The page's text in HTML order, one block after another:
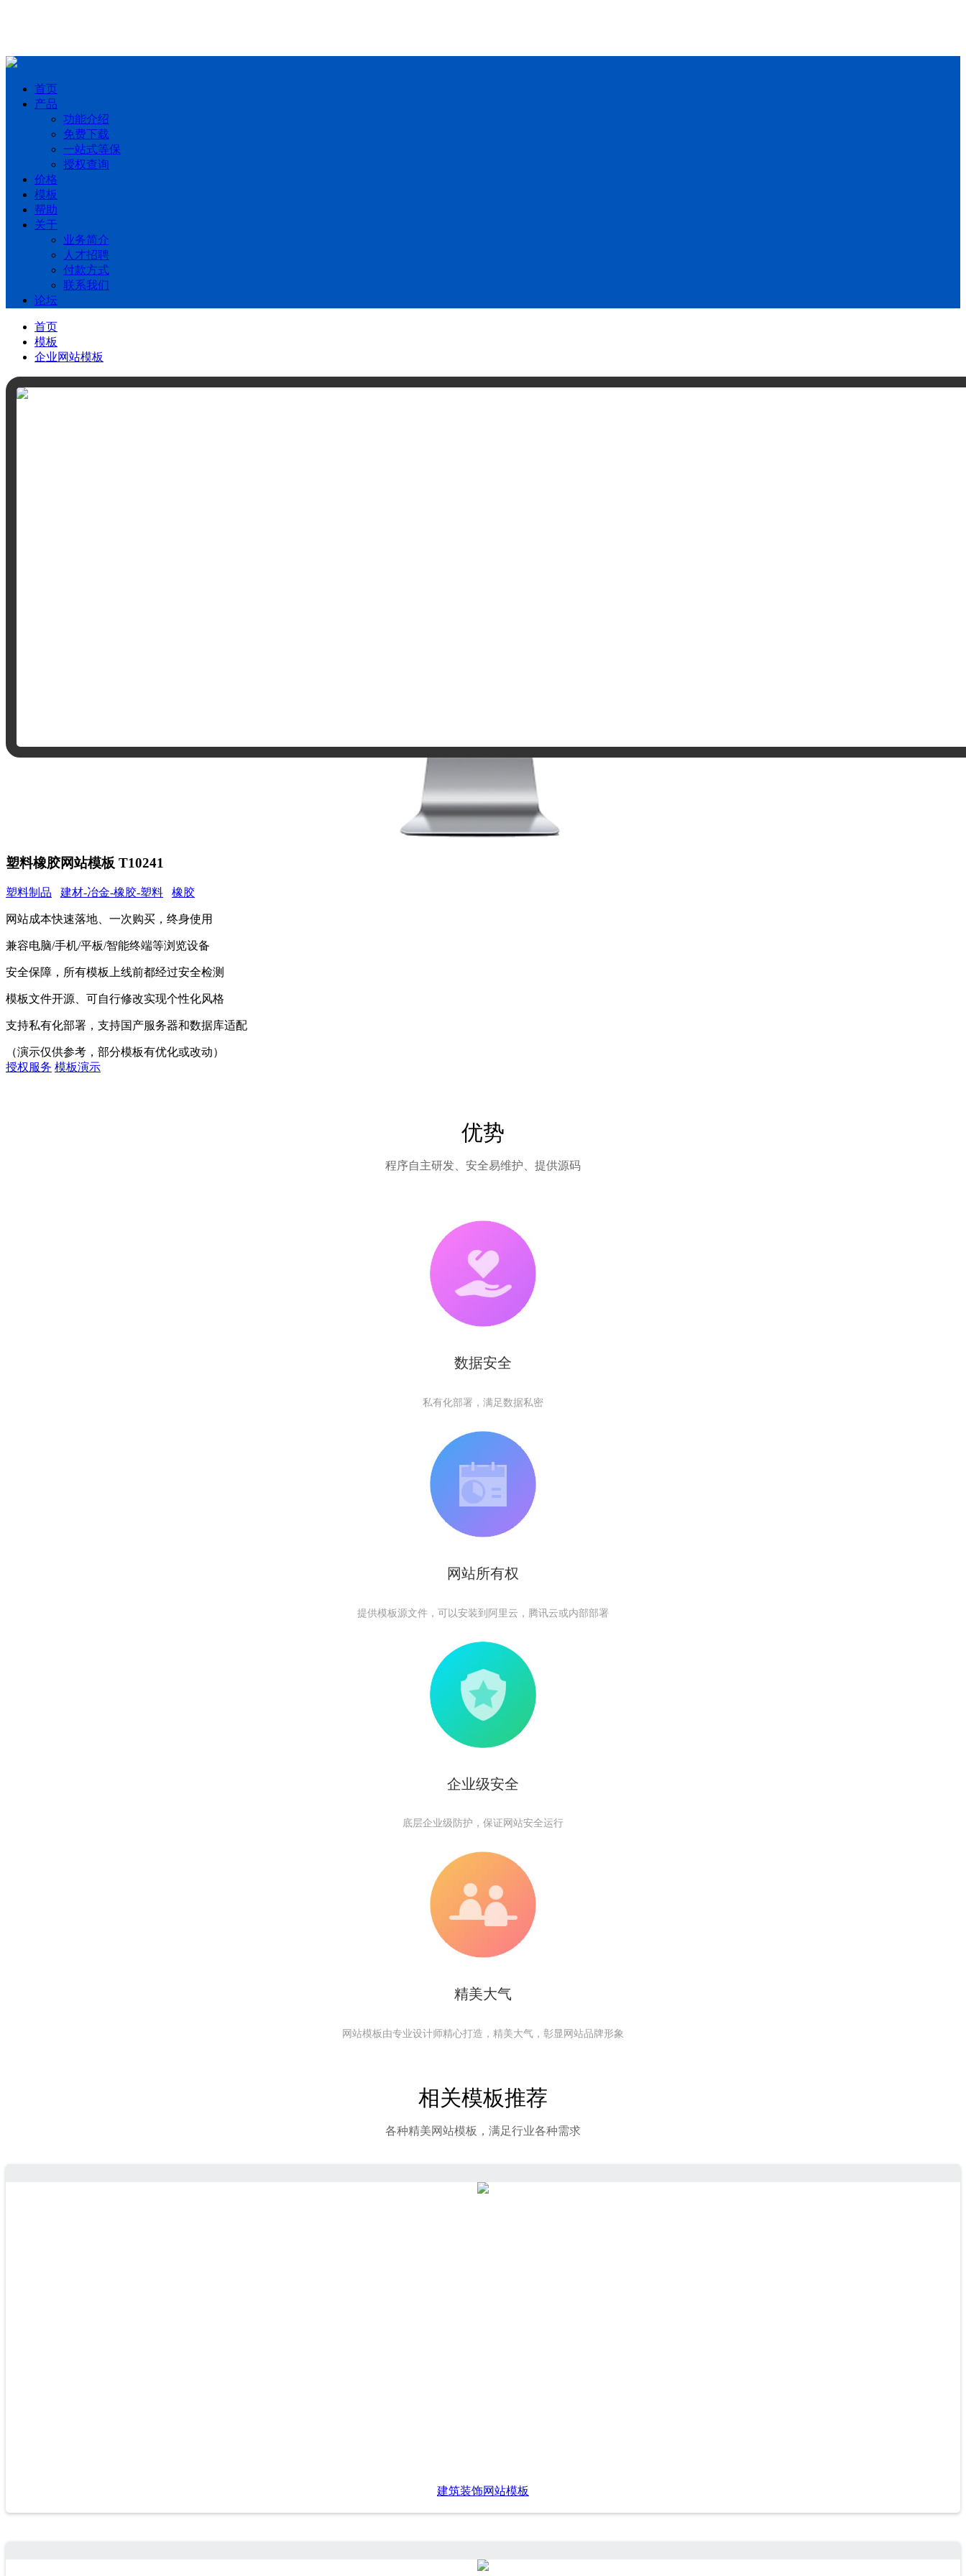
首页
产品
功能介绍
免费下载
一站式等保
授权查询
价格
模板
帮助
关于
业务简介
人才招聘
付款方式
联系我们
论坛
首页
模板
企业网站模板
塑料橡胶网站模板 T10241
塑料制品 建材-冶金-橡胶-塑料 橡胶
网站成本快速落地、一次购买，终身使用
兼容电脑/手机/平板/智能终端等浏览设备
安全保障，所有模板上线前都经过安全检测
模板文件开源、可自行修改实现个性化风格
支持私有化部署，支持国产服务器和数据库适配
（演示仅供参考，部分模板有优化或改动）
授权服务 模板演示
优势
程序自主研发、安全易维护、提供源码
数据安全
私有化部署，满足数据私密
网站所有权
提供模板源文件，可以安装到阿里云，腾讯云或内部部署
企业级安全
底层企业级防护，保证网站安全运行
精美大气
网站模板由专业设计师精心打造，精美大气，彰显网站品牌形象
相关模板推荐
各种精美网站模板，满足行业各种需求
建筑装饰网站模板